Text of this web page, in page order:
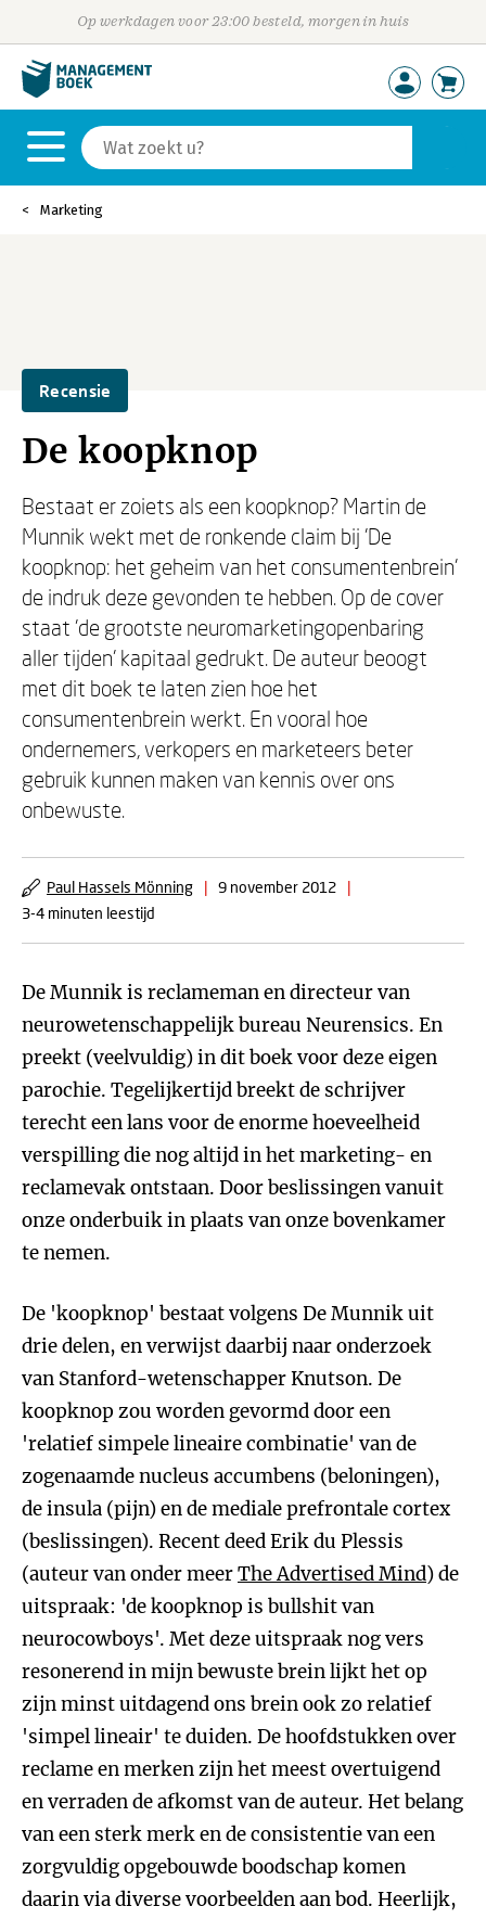
Op werkdagen voor 23:00 besteld, morgen in huis
Marketing
Recensie
De koopknop
Bestaat er zoiets als een koopknop? Martin de
Munnik wekt met de ronkende claim bij 'De
koopknop: het geheim van het consumentenbrein'
de indruk deze gevonden te hebben. Op de cover
staat 'de grootste neuromarketingopenbaring
aller tijden' kapitaal gedrukt. De auteur beoogt
met dit boek te laten zien hoe het
consumentenbrein werkt. En vooral hoe
ondernemers, verkopers en marketeers beter
gebruik kunnen maken van kennis over ons
onbewuste.
Paul Hassels Mönning | 9 november 2012
|
3-4 minuten leestijd
De Munnik is reclameman en directeur van
neurowetenschappelijk bureau Neurensics. En
preekt (veelvuldig) in dit boek voor deze eigen
parochie. Tegelijkertijd breekt de schrijver
terecht een lans voor de enorme hoeveelheid
verspilling die nog altijd in het marketing- en
reclamevak ontstaan. Door beslissingen vanuit
onze onderbuik in plaats van onze bovenkamer
te nemen.
De 'koopknop' bestaat volgens De Munnik uit
drie delen, en verwijst daarbij naar onderzoek
van Stanford-wetenschapper Knutson. De
koopknop zou worden gevormd door een
'relatief simpele lineaire combinatie' van de
zogenaamde nucleus accumbens (beloningen),
de insula (pijn) en de mediale prefrontale cortex
(beslissingen). Recent deed Erik du Plessis
(auteur van onder meerThe Advertised Mind) de
uitspraak: 'de koopknop is bullshit van
neurocowboys'. Met deze uitspraak nog vers
resonerend in mijn bewuste brein lijkt het op
zijn minst uitdagend ons brein ook zo relatief
'simpel lineair' te duiden. De hoofdstukken over
reclame en merken zijn het meest overtuigend
en verraden de afkomst van de auteur. Het belang
van een sterk merk en de consistentie van een
zorgvuldig opgebouwde boodschap komen
daarin via diverse voorbeelden aan bod. Heerlijk,